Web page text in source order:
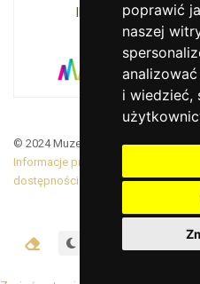
poprawić
naszej
i wiedzieć,
INSTYTUCJA
© 2024 Muzeum Armii Krajowej.
Informacje prawne
dostępności